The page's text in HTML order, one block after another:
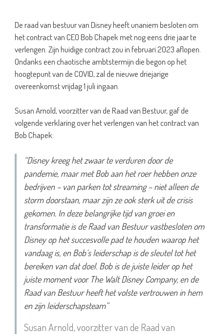
De raad van bestuur van Disney heeft unaniem besloten om
het contract van CEO Bob Chapek met nog eens drie jaar te
verlengen. Zijn huidige contract zou in februari 2023 aflopen.
Ondanks een chaotische ambtstermijn die begon op het
hoogtepunt van de COVID, zal de nieuwe driejarige
overeenkomst vrijdag 1 juli ingaan.
Susan Arnold, voorzitter van de Raad van Bestuur, gaf de
volgende verklaring over het verlengen van het contract van
Bob Chapek:
“Disney kreeg het zwaar te verduren door de
pandemie, maar met Bob aan het roer hebben onze
bedrijven – van parken tot streaming – niet alleen de
storm doorstaan, maar zijn ze ook sterk uit de crisis
gekomen. In deze belangrijke tijd van groei en
transformatie is de Raad van Bestuur vastbesloten om
Disney op het succesvolle pad te houden waarop het
vandaag is, en Bob’s leiderschap is de sleutel tot het
bereiken van dat doel. Bob is de juiste leider op het
juiste moment voor The Walt Disney Company, en de
Raad van Bestuur heeft het volste vertrouwen in hem
en zijn leiderschapsteam”
Susan Arnold, voorzitter van de Raad van